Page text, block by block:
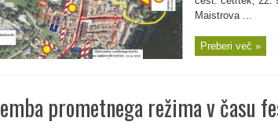
Maistrova ...
Preberi več »
prometnega režima v času